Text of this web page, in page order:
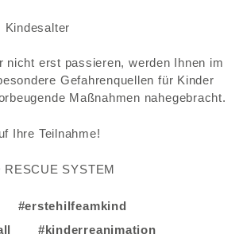
Kindesalter
nicht erst passieren, werden Ihnen im
Gefahrenquellen für Kinder
Maßnahmen nahegebracht.
Ihre Teilnahme!
RESCUE SYSTEM
#erstehilfeamkind
#kinderreanimation